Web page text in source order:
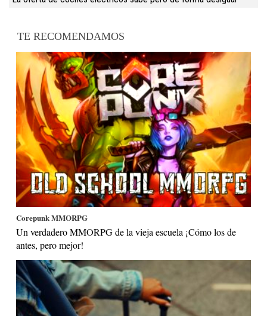
TE RECOMENDAMOS
Corepunk MMORPG
Un verdadero MMORPG de la vieja escuela ¡Cómo los de
antes, pero mejor!